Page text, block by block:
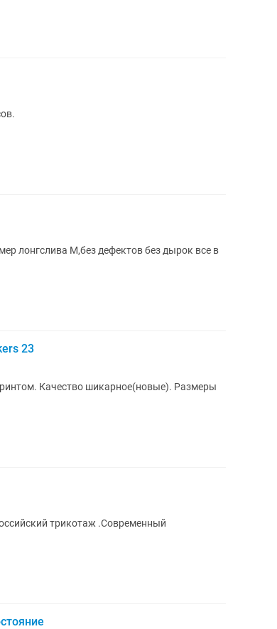
лонгслива М,без дефектов без дырок все в
23
Качество шикарное(новые). Размеры
трикотаж .Современный